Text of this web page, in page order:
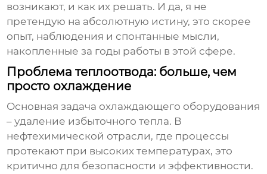
возникают, и как их решать. И да, я не
претендую на абсолютную истину, это скорее
опыт, наблюдения и спонтанные мысли,
накопленные за годы работы в этой сфере.
Проблема теплоотвода: больше, чем
просто охлаждение
Основная задача охлаждающего оборудования
– удаление избыточного тепла. В
нефтехимической отрасли, где процессы
протекают при высоких температурах, это
критично для безопасности и эффективности.